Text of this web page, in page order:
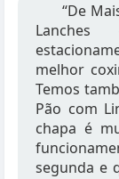
“De
melhor
Temos
Pão com
chapa é
segunda e